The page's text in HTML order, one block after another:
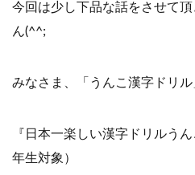
今回は少し下品な話をさせて
ん(^^;
みなさま、「うんこ漢字ドリ
『日本一楽しい漢字ドリルう
年生対象）